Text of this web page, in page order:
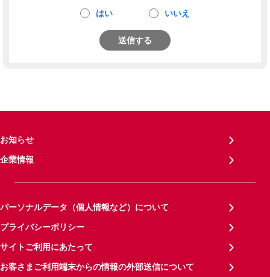
はい いいえ
送信する
お知らせ
企業情報
パーソナルデータ（個人情報など）について
プライバシーポリシー
サイトご利用にあたって
お客さまご利用端末からの情報の外部送信について